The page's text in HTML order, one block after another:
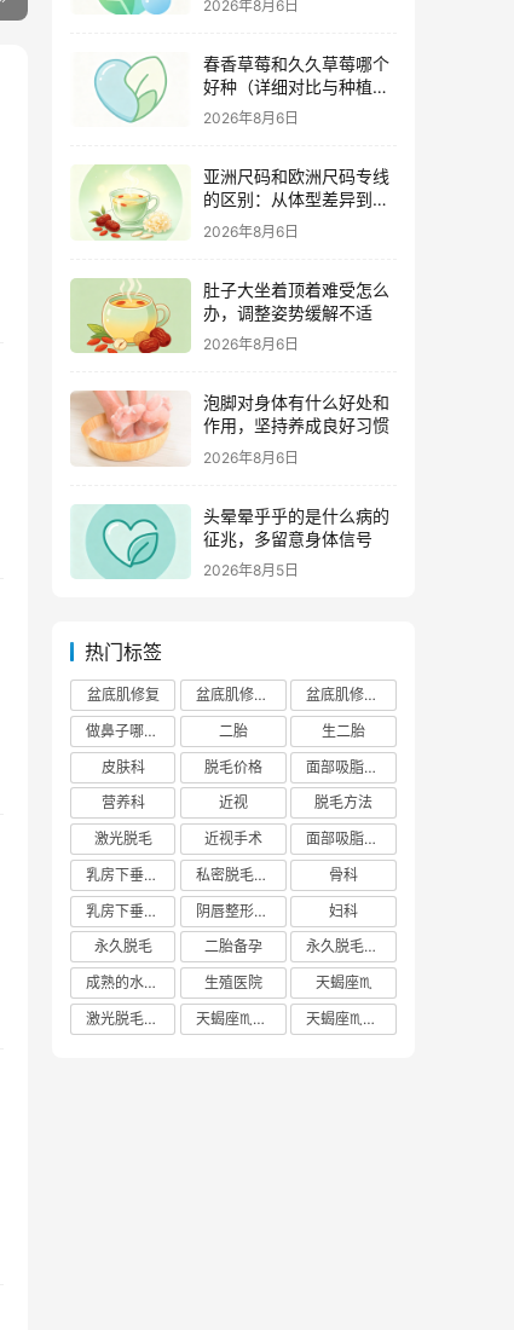
2026年8月6日
春香草莓和久久草莓哪个
好种（详细对比与种植指
南）
2026年8月6日
亚洲尺码和欧洲尺码专线
的区别：从体型差异到购
物避坑指南
2026年8月6日
肚子大坐着顶着难受怎么
办，调整姿势缓解不适
2026年8月6日
泡脚对身体有什么好处和
作用，坚持养成良好习惯
2026年8月6日
头晕晕乎乎的是什么病的
征兆，多留意身体信号
2026年8月5日
热门标签
盆底肌修复 盆底肌修复医院排行榜
盆底肌修复多少钱
做鼻子哪个正规医院比较出名
二胎
生二胎
皮肤科
脱毛价格
面部吸脂费用
营养科
近视
脱毛方法
激光脱毛
近视手术
面部吸脂多少钱
乳房下垂矫正价格
私密脱毛方法
骨科
乳房下垂矫正费用
阴唇整形手术多少钱
妇科
永久脱毛
二胎备孕
永久脱毛方法
成熟的水蜜桃
生殖医院
天蝎座♏️
激光脱毛价格
天蝎座♏️女生 天蝎座♏️男生